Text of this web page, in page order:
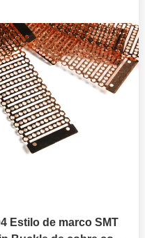
Estilo de marco SMT